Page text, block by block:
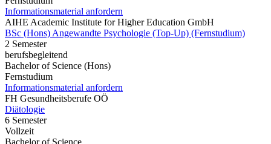
Informationsmaterial anfordern
AIHE Academic Institute for Higher Education GmbH
BSc (Hons) Angewandte Psychologie (Top-Up) (Fernstudium)
2 Semester
berufsbegleitend
Bachelor of Science (Hons)
Fernstudium
Informationsmaterial anfordern
FH Gesundheitsberufe OÖ
Diätologie
6 Semester
Vollzeit
Bachelor of Science